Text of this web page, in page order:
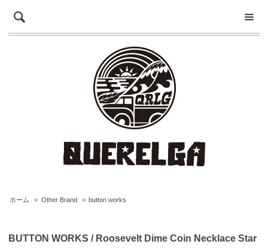
ホーム > Other Brand > button works
BUTTON WORKS / Roosevelt Dime Coin Necklace Star